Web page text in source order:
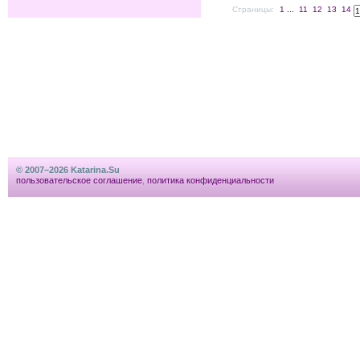
Страницы:
1 11 12 13 14
© 2007–2026 Katarina.Su
пользовательское соглашение политика конфиденциальности